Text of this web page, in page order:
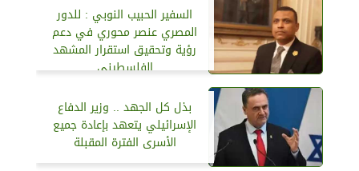
السفير الحبيب النوبي : للدور
المصري عنصر محوري في دعم
رؤية وتحقيق استقرار المشهد
الفلسطيني
بذل كل الجهد .. وزير الدفاع
الإسرائيلي يتعهد بإعادة جميع
الأسرى الفترة المقبلة